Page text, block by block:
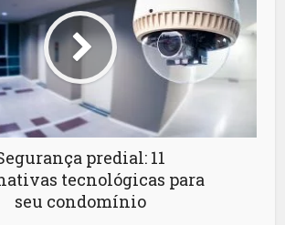
predial: 11
tecnológicas para
seu condomínio